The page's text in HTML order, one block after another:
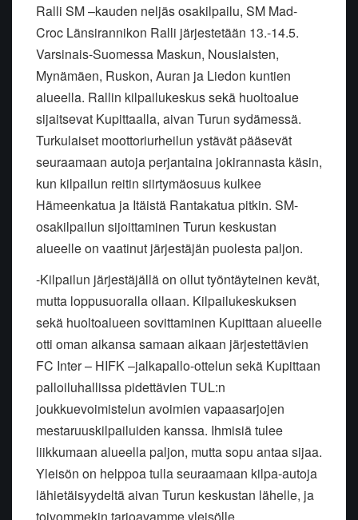
Ralli SM –kauden neljäs osakilpailu, SM Mad-
Croc Länsirannikon Ralli järjestetään 13.-14.5.
Varsinais-Suomessa Maskun, Nousiaisten,
Mynämäen, Ruskon, Auran ja Liedon kuntien
alueella. Rallin kilpailukeskus sekä huoltoalue
sijaitsevat Kupittaalla, aivan Turun sydämessä.
Turkulaiset moottoriurheilun ystävät pääsevät
seuraamaan autoja perjantaina jokirannasta käsin,
kun kilpailun reitin siirtymäosuus kulkee
Hämeenkatua ja Itäistä Rantakatua pitkin. SM-
osakilpailun sijoittaminen Turun keskustan
alueelle on vaatinut järjestäjän puolesta paljon.
-Kilpailun järjestäjällä on ollut työntäyteinen kevät,
mutta loppusuoralla ollaan. Kilpailukeskuksen
sekä huoltoalueen sovittaminen Kupittaan alueelle
otti oman aikansa samaan aikaan järjestettävien
FC Inter – HIFK –jalkapallo-ottelun sekä Kupittaan
palloiluhallissa pidettävien TUL:n
joukkuevoimistelun avoimien vapaasarjojen
mestaruuskilpailuiden kanssa. Ihmisiä tulee
liikkumaan alueella paljon, mutta sopu antaa sijaa.
Yleisön on helppoa tulla seuraamaan kilpa-autoja
lähietäisyydeltä aivan Turun keskustan lähelle, ja
toivommekin tarjoavamme yleisölle